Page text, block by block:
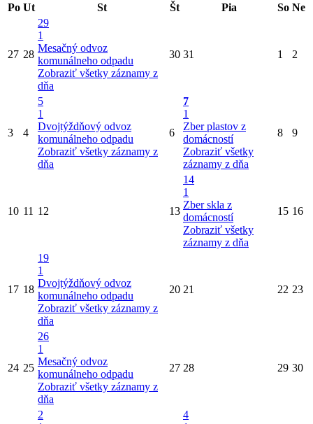
Po Ut St Št Pia So Ne
27 28
29
1
Mesačný odvoz
komunálneho odpadu
Zobraziť všetky záznamy z
dňa
30 31 1 2
3 4
5
1
Dvojtýždňový odvoz
komunálneho odpadu
Zobraziť všetky záznamy z
dňa
6
7
1
Zber plastov z
domácností
Zobraziť všetky
záznamy z dňa
8 9
10 11 12 13
14
1
Zber skla z
domácností
Zobraziť všetky
záznamy z dňa
15 16
17 18
19
1
Dvojtýždňový odvoz
komunálneho odpadu
Zobraziť všetky záznamy z
dňa
20 21 22 23
24 25
26
1
Mesačný odvoz
komunálneho odpadu
Zobraziť všetky záznamy z
dňa
27 28 29 30
2
4